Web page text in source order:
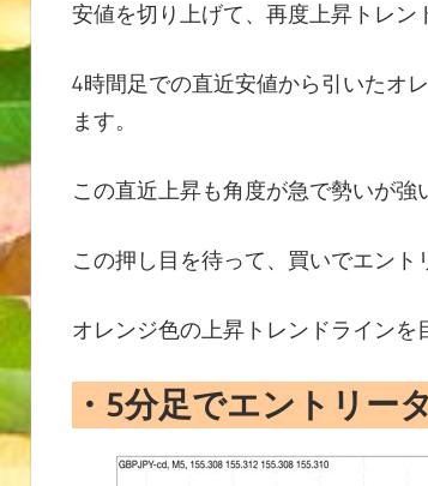
安値を切り上げて、再度上昇トレン
4時間足での直近安値から引いたオ
ます。
この直近上昇も角度が急で勢いが強
この押し目を待って、買いでエント
オレンジ色の上昇トレンドラインを
・ 5分足でエントリー